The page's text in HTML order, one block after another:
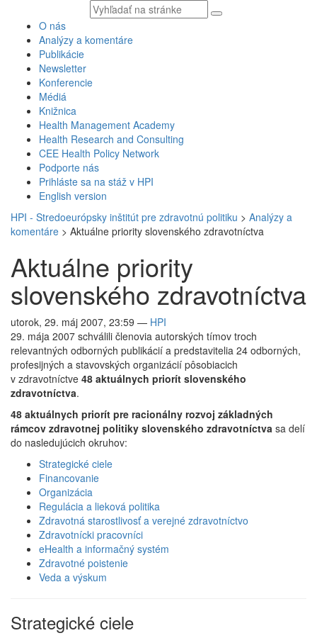
Vyhľadávaný
text
O nás
Analýzy a komentáre
Publikácie
Newsletter
Konferencie
Médiá
Knižnica
Health Management Academy
Health Research and Consulting
CEE Health Policy Network
Podporte nás
Prihláste sa na stáž v HPI
English version
HPI - Stredoeurópsky inštitút pre zdravotnú politiku > Analýzy a
komentáre > Aktuálne priority slovenského zdravotníctva
Aktuálne priority
slovenského zdravotníctva
utorok, 29. máj 2007, 23:59 — HPI
29. mája 2007 schválili členovia autorských tímov troch
relevantných odborných publikácií a predstavitelia 24 odborných,
profesijných a stavovských organizácií pôsobiacich
v zdravotníctve 48 aktuálnych priorít slovenského
zdravotníctva.
48 aktuálnych priorít pre racionálny rozvoj základných
rámcov zdravotnej politiky slovenského zdravotníctva sa delí
do nasledujúcich okruhov:
Strategické ciele
Financovanie
Organizácia
Regulácia a lieková politika
Zdravotná starostlivosť a verejné zdravotníctvo
Zdravotnícki pracovníci
eHealth a informačný systém
Zdravotné poistenie
Veda a výskum
Strategické ciele